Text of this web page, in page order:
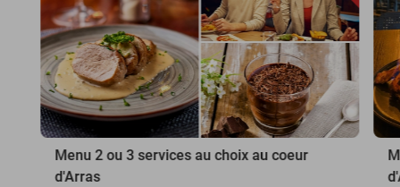
Menu 2 ou 3 services au choix au coeur
d'Arras